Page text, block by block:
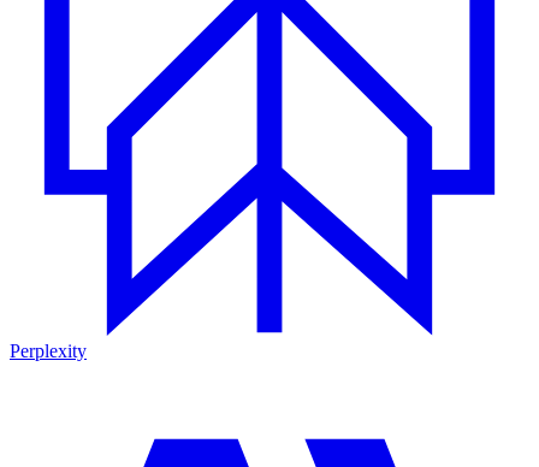
Perplexity